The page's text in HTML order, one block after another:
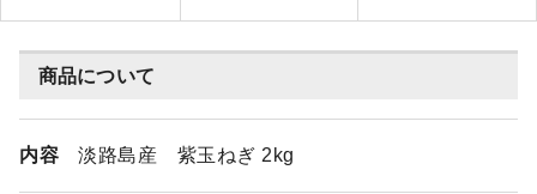
商品について
内容 淡路島産 紫玉ねぎ 2kg